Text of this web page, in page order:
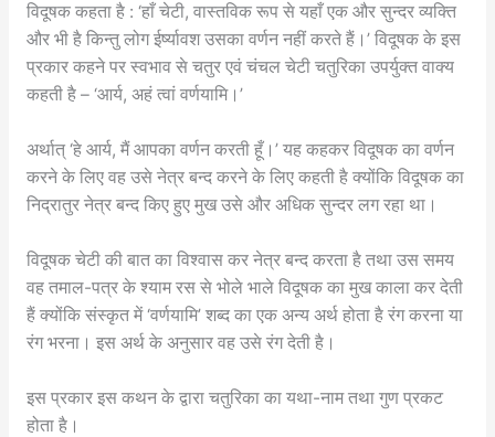
विदूषक कहता है : ‘हाँ चेटी, वास्तविक रूप से यहाँ एक और सुन्दर व्यक्ति
और भी है किन्तु लोग ईर्ष्यावश उसका वर्णन नहीं करते हैं।’ विदूषक के इस
प्रकार कहने पर स्वभाव से चतुर एवं चंचल चेटी चतुरिका उपर्युक्त वाक्य
कहती है – ‘आर्य, अहं त्वां वर्णयामि।’
अर्थात् ‘हे आर्य, मैं आपका वर्णन करती हूँ।’ यह कहकर विदूषक का वर्णन
करने के लिए वह उसे नेत्र बन्द करने के लिए कहती है क्योंकि विदूषक का
निद्रातुर नेत्र बन्द किए हुए मुख उसे और अधिक सुन्दर लग रहा था।
विदूषक चेटी की बात का विश्वास कर नेत्र बन्द करता है तथा उस समय
वह तमाल-पत्र के श्याम रस से भोले भाले विदूषक का मुख काला कर देती
हैं क्योंकि संस्कृत में ‘वर्णयामि’ शब्द का एक अन्य अर्थ होता है रंग करना या
रंग भरना। इस अर्थ के अनुसार वह उसे रंग देती है।
इस प्रकार इस कथन के द्वारा चतुरिका का यथा-नाम तथा गुण प्रकट
होता है।